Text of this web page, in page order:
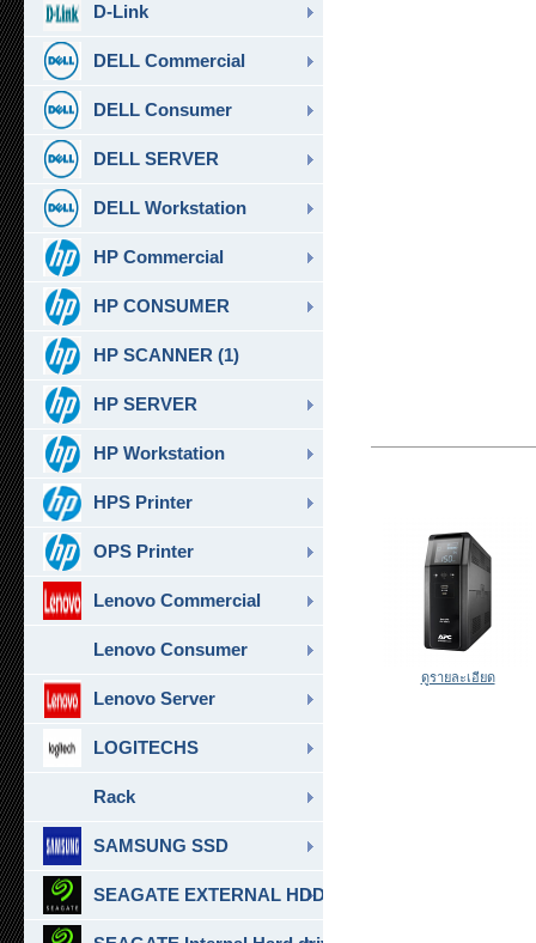
ดูรายละเอียด
D-Link
DELL Commercial
DELL Consumer
DELL SERVER
DELL Workstation
HP Commercial
HP CONSUMER
HP SCANNER (1)
HP SERVER
HP Workstation
HPS Printer
OPS Printer
Lenovo Commercial
Lenovo Consumer
Lenovo Server
LOGITECHS
Rack
SAMSUNG SSD
SEAGATE EXTERNAL HDD & SSD